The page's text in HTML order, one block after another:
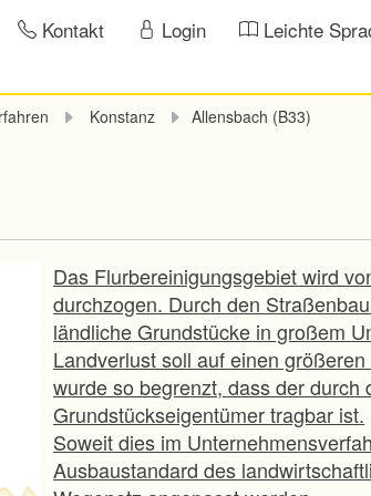
Kontakt Login Leichte
Konstanz Allensbach (B33)
Das Flurbereinigungsgebiet wird
durchzogen. Durch den
ländliche Grundstücke in großem
Landverlust soll auf einen
wurde so begrenzt, dass der
Grundstückseigentümer tragbar ist.
Soweit dies im
Ausbaustandard des